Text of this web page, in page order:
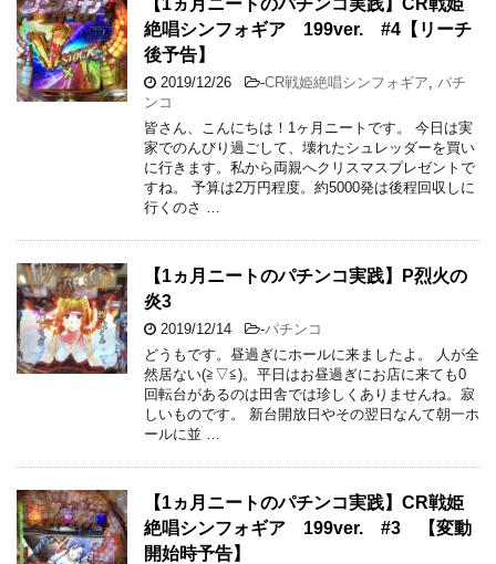
絶唱シンフォギア 199ver. #4【リーチ
後予告】
2019/12/26 -CR戦姫絶唱シンフォギア
パチ
ンコ
皆さん、こんにちは！1ヶ月ニートです。 今日は実
家でのんびり過ごして、壊れたシュレッダーを買い
に行きます。私から両親へクリスマスプレゼントで
すね。 予算は2万円程度。約5000発は後程回収しに
行くのさ …
【1ヵ月ニートのパチンコ実践】P烈火の
炎3
2019/12/14 -パチンコ
どうもです。昼過ぎにホールに来ましたよ。 人が全
然居ない(≧▽≦)。平日はお昼過ぎにお店に来ても0
回転台があるのは田舎では珍しくありませんね。寂
しいものです。 新台開放日やその翌日なんて朝一ホ
ールに並 …
【1ヵ月ニートのパチンコ実践】CR戦姫
絶唱シンフォギア 199ver. #3 【変動
開始時予告】